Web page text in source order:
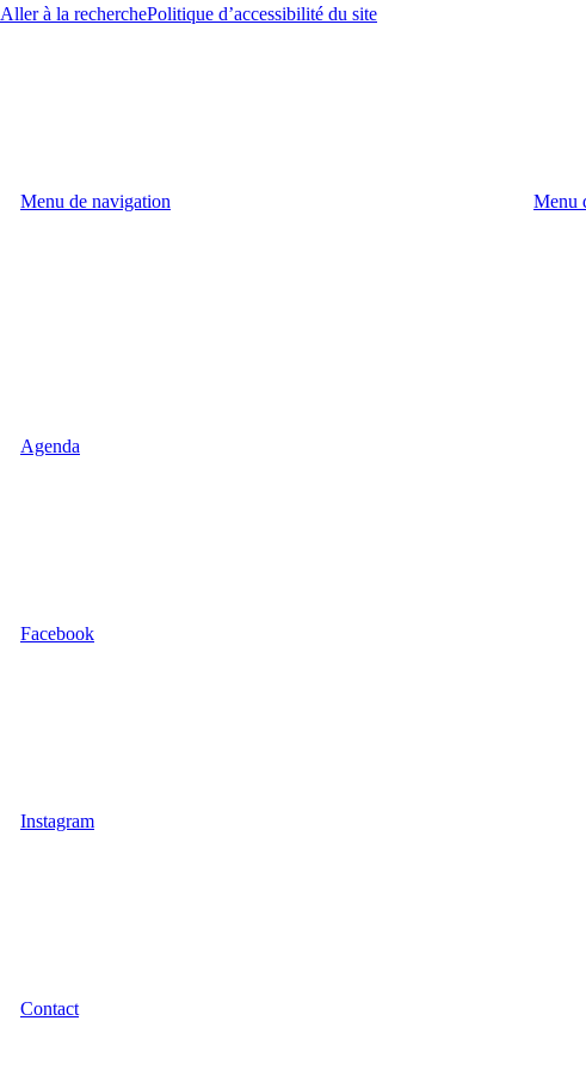
Aller à la recherchePolitique d’accessibilité du site
Menu de navigation
Menu
Agenda
Facebook
Instagram
Contact